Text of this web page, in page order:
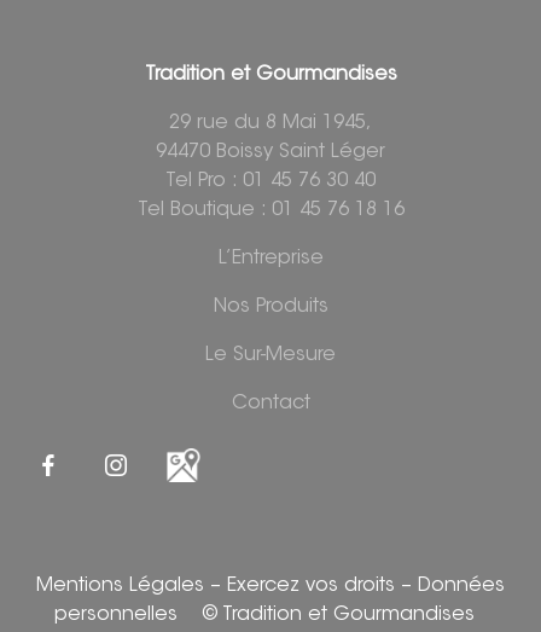
Tradition et Gourmandises
29 rue du 8 Mai 1945,
94470 Boissy Saint Léger
Tel Pro : 01 45 76 30 40
Tel Boutique : 01 45 76 18 16
L’Entreprise
Nos Produits
Le Sur-Mesure
Contact
Mentions Légales – Exercez vos droits – Données
personnelles © Tradition et Gourmandises